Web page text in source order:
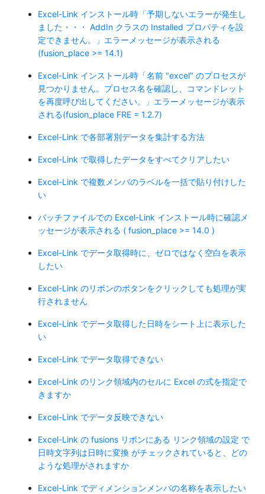
Excel-Link インストール時「予期しないエラーが発生し
ました・・・ AddIn クラスの Installed プロパティを設
定できません。」エラーメッセージが表示される
(fusion_place >= 14.1)
Excel-Link インストール時「名前 "excel" のプロセスが
見つかりません。プロセス名を確認し、コマンドレット
を再度呼び出してください。」エラーメッセージが表示
される(fusion_place FRE = 1.2.7)
Excel-Link で各部署別データを集計する方法
Excel-Link で取得したデータをすべてクリアしたい
Excel-Link で複数メンバのラベルを一括で貼り付けした
い
バッチファイルでの Excel-Link インストール時に確認メ
ッセージが表示される ( fusion_place >= 14.0 )
Excel-Link でデータ取得時に、ゼロではなく空白を表示
したい
Excel-Link のリボンのボタンをクリックしても処理が実
行されません
Excel-Link でデータ取得した日時をシート上に表示した
い
Excel-Link でデータ取得できない
Excel-Link のリンク領域内のセルに Excel の式を指定で
きますか
Excel-Link でデータ反映できない
Excel-Link の fusions リボンにある リンク領域の設定 で
日時文字列は日時に変換 がチェックされていると、どの
ような処理がされますか
Excel-Link でディメンションメンバの名称を表示したい